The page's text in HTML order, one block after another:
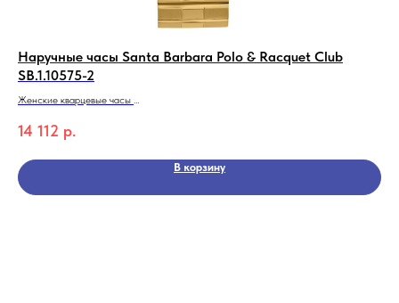
Наручные часы Santa Barbara Polo & Racquet Club
SB.1.10575-2
Женские кварцевые часы
Коллекция Luxury
14 112 р.
В корзину